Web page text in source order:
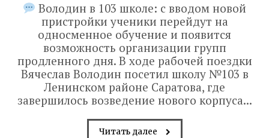
Володин в 103 школе: с вводом новой
пристройки ученики перейдут на
односменное обучение и появится
возможность организации групп
продленного дня. В ходе рабочей поездки
Вячеслав Володин посетил школу №103 в
Ленинском районе Саратова, где
завершилось возведение нового корпуса...
Читать далее